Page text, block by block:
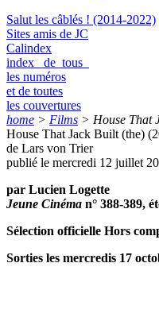
Salut les câblés ! (2014-2022)
Sites amis de JC
Calindex
index de tous
les numéros
et de toutes
les couvertures
home > Films > House That
House That Jack Built (the)
de Lars von Trier
publié le mercredi 12 juillet
par Lucien Logette
Jeune Cinéma n° 388-389,
Sélection officielle Hors
Sorties les mercredis 17